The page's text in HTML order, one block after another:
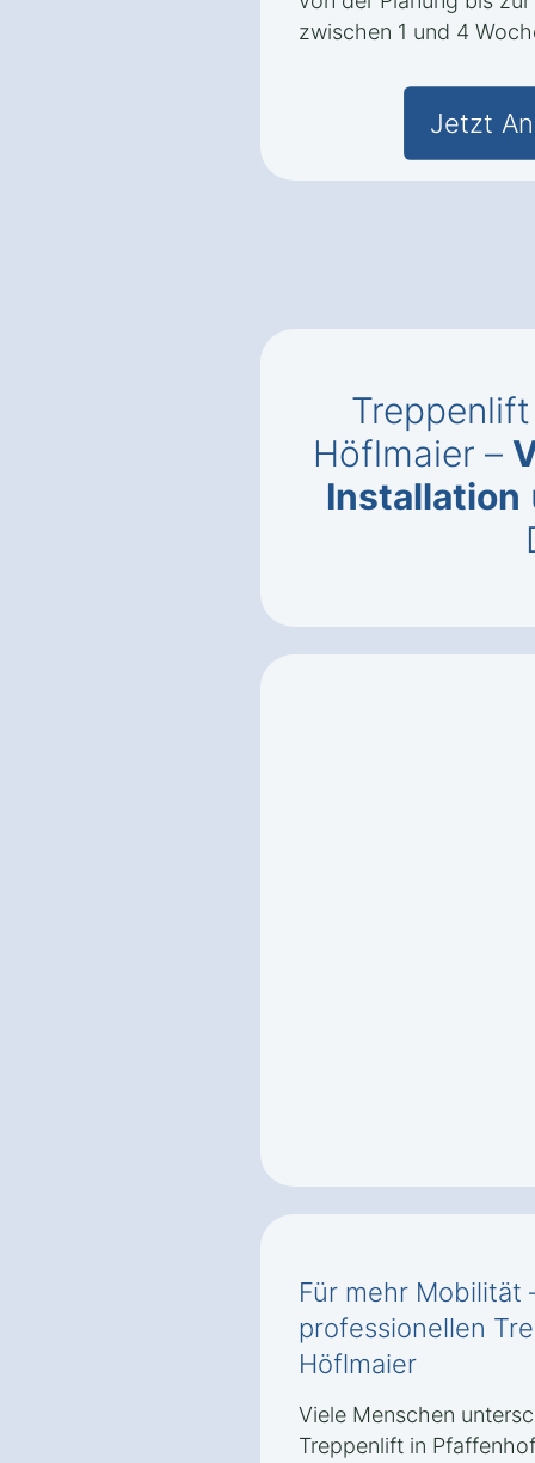
zwischen 1 und 4
Jetzt
Höflmaier –
Installation
Für mehr Mobilität
professionellen
Höflmaier
Viele Menschen
Treppenlift in